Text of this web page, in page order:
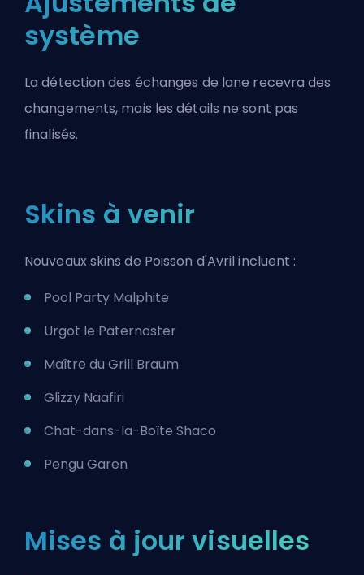
système
La détection des échanges de lane recevra des
changements, mais les détails ne sont pas
finalisés.
Skins à venir
Nouveaux skins de Poisson d'Avril incluent :
Pool Party Malphite
Urgot le Paternoster
Maître du Grill Braum
Glizzy Naafiri
Chat-dans-la-Boîte Shaco
Pengu Garen
Mises à jour visuelles